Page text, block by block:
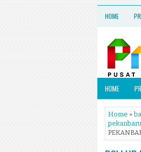
HOME
HOME
Home »
pekanbaru